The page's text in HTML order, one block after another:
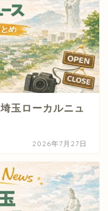
玉ローカルニュ
2026年7月27日